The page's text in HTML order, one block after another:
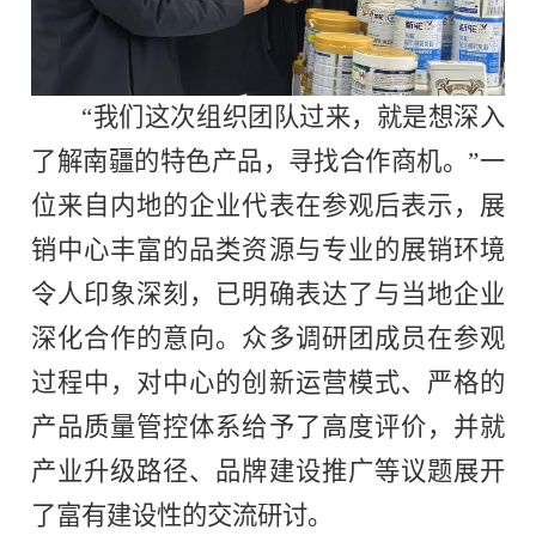
“我们这次组织团队过来，就是想深入
了解南疆的特色产品，寻找合作商机。”一
位来自内地的企业代表在参观后表示，展
销中心丰富的品类资源与专业的展销环境
令人印象深刻，已明确表达了与当地企业
深化合作的意向。众多调研团成员在参观
过程中，对中心的创新运营模式、严格的
产品质量管控体系给予了高度评价，并就
产业升级路径、品牌建设推广等议题展开
了富有建设性的交流研讨。